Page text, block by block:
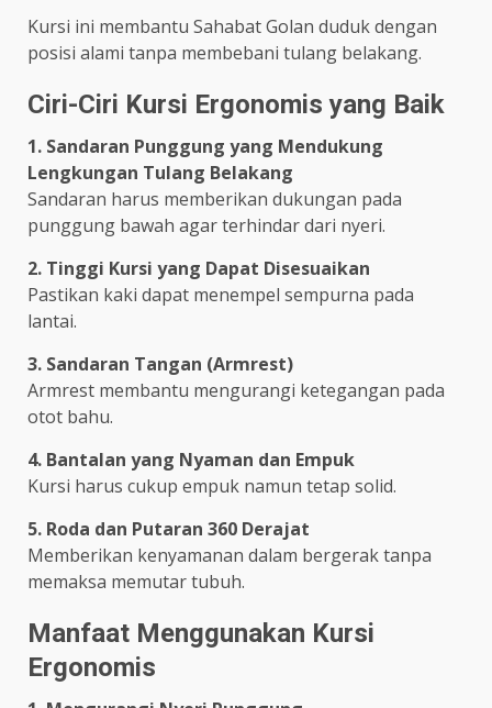
Kursi ini membantu Sahabat Golan duduk dengan
posisi alami tanpa membebani tulang belakang.
Ciri-Ciri Kursi Ergonomis yang Baik
1. Sandaran Punggung yang Mendukung
Lengkungan Tulang Belakang
Sandaran harus memberikan dukungan pada
punggung bawah agar terhindar dari nyeri.
2. Tinggi Kursi yang Dapat Disesuaikan
Pastikan kaki dapat menempel sempurna pada
lantai.
3. Sandaran Tangan (Armrest)
Armrest membantu mengurangi ketegangan pada
otot bahu.
4. Bantalan yang Nyaman dan Empuk
Kursi harus cukup empuk namun tetap solid.
5. Roda dan Putaran 360 Derajat
Memberikan kenyamanan dalam bergerak tanpa
memaksa memutar tubuh.
Manfaat Menggunakan Kursi
Ergonomis